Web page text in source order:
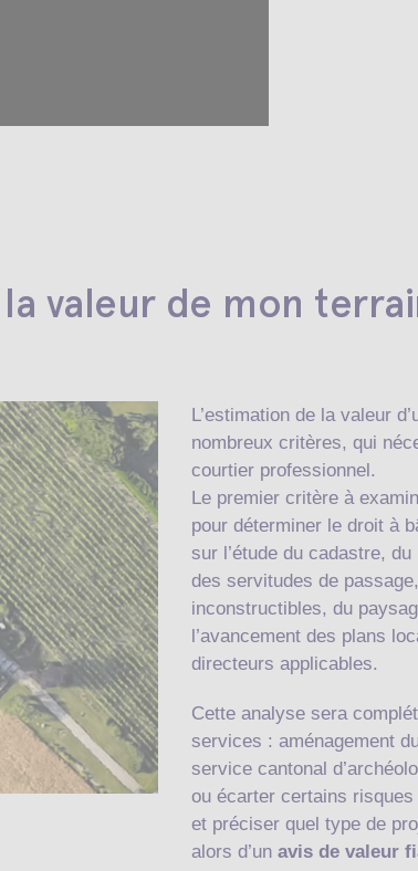
valeur de mon
L’estimation de la valeur
nombreux critères, qui
courtier professionnel.
Le premier critère à
pour déterminer le droit à
sur l’étude du cadastre,
des servitudes de
inconstructibles, du
l’avancement des plans
directeurs applicables.
Cette analyse sera
services : aménagement
service cantonal
ou écarter certains
et préciser quel type de
alors d’un avis de valeur